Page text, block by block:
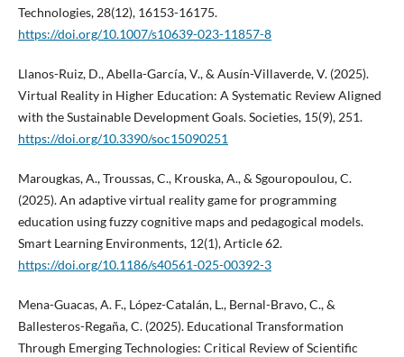
Technologies, 28(12), 16153-16175.
https://doi.org/10.1007/s10639-023-11857-8
Llanos-Ruiz, D., Abella-García, V., & Ausín-Villaverde, V. (2025).
Virtual Reality in Higher Education: A Systematic Review Aligned
with the Sustainable Development Goals. Societies, 15(9), 251.
https://doi.org/10.3390/soc15090251
Marougkas, A., Troussas, C., Krouska, A., & Sgouropoulou, C.
(2025). An adaptive virtual reality game for programming
education using fuzzy cognitive maps and pedagogical models.
Smart Learning Environments, 12(1), Article 62.
https://doi.org/10.1186/s40561-025-00392-3
Mena-Guacas, A. F., López-Catalán, L., Bernal-Bravo, C., &
Ballesteros-Regaña, C. (2025). Educational Transformation
Through Emerging Technologies: Critical Review of Scientific